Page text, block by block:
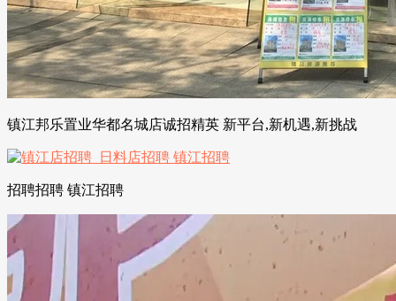
镇江邦乐置业华都名城店诚招精英 新平台,新机遇,新挑战
招聘招聘 镇江招聘